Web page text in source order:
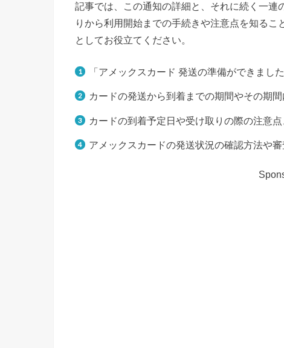
記事では、この通知の詳細と、それに続く一
りから利用開始までの手続きや注意点を知る
としてお役立てください。
「アメックスカード 発送の準備ができまし
カードの発送から到着までの期間やその期
カードの到着予定日や受け取りの際の注意
アメックスカードの発送状況の確認方法や